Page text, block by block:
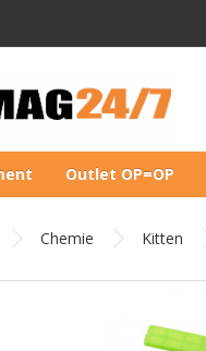
Outlet OP=OP
Chemie Kitten